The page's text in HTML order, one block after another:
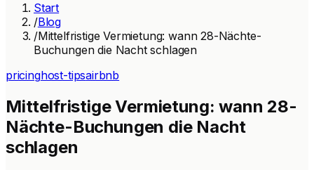
Start
/Blog
/Mittelfristige Vermietung: wann 28-Nächte-
Buchungen die Nacht schlagen
pricinghost-tipsairbnb
Mittelfristige Vermietung: wann 28-
Nächte-Buchungen die Nacht
schlagen